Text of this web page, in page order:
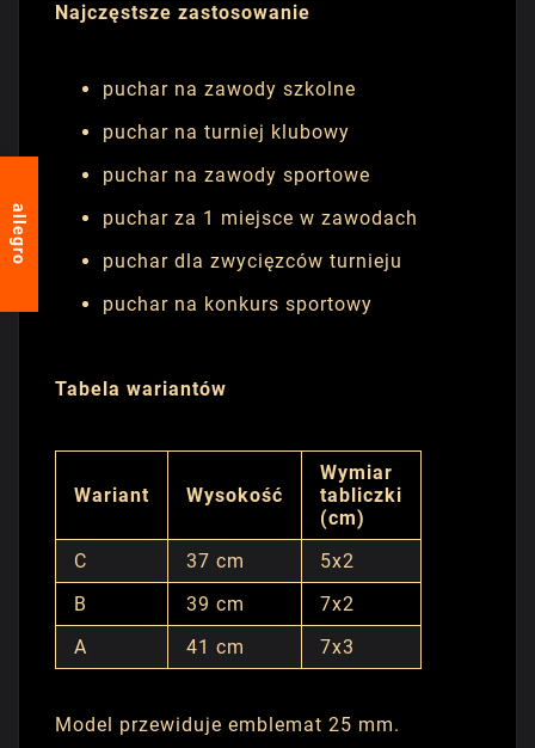
Najczęstsze zastosowanie
puchar na zawody szkolne
puchar na turniej klubowy
puchar na zawody sportowe
puchar za 1 miejsce w zawodach
puchar dla zwycięzców turnieju
puchar na konkurs sportowy
Tabela wariantów
Wariant Wysokość
Wymiar
tabliczki
(cm)
C
37 cm
5x2
B
39 cm
7x2
A
41 cm 7x3
Model przewiduje emblemat 25 mm.
allegro